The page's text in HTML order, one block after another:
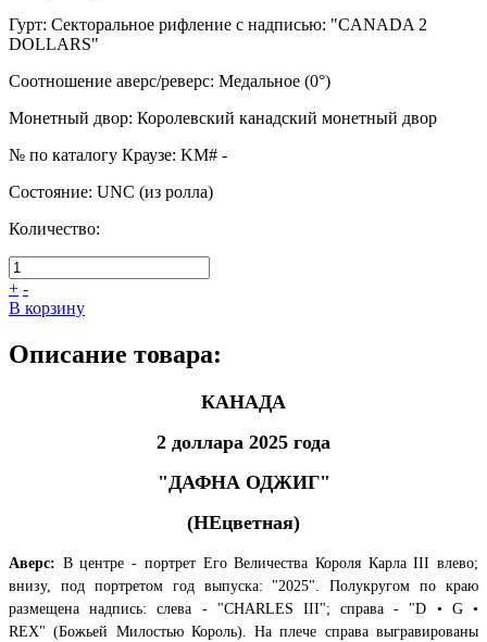
Гурт: Секторальное рифление с надписью: "CANADA 2
DOLLARS"
Соотношение аверс/реверс: Медальное (0°)
Монетный двор: Королевский канадский монетный двор
№ по каталогу Краузе: KM# -
Состояние: UNC (из ролла)
Количество:
+ -
В корзину
Описание товара:
КАНАДА
2 доллара 2025 года
"ДАФНА ОДЖИГ"
(НЕцветная)
Аверс: В центре - портрет Его Величества Короля Карла III влево;
внизу, под портретом год выпуска: "2025". Полукругом по краю
размещена надпись: слева - "CHARLES III"; справа - "D • G •
REX" (Божьей Милостью Король). На плече справа выгравированы